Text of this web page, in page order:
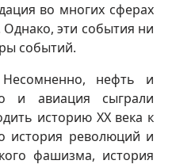
во многих сферах
эти события ни
событий.
Несомненно, нефть и
и авиация сыграли
историю ХХ века к
история революций и
фашизма, история